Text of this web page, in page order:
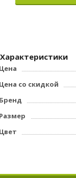
Характеристики
со скидкой